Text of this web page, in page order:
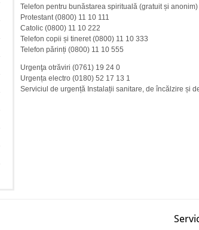
Telefon pentru bunăstarea spirituală (gratuit și anonim)
Protestant (0800) 11 10 111
Catolic (0800) 11 10 222
Telefon copii și tineret (0800) 11 10 333
Telefon părinți (0800) 11 10 555
Urgenţa otrăviri (0761) 19 24 0
Urgența electro (0180) 52 17 13 1
Serviciul de urgență Instalații sanitare, de încălzire și